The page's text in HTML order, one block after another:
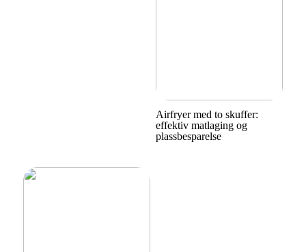
Airfryer med to skuffer:
effektiv matlaging og
plassbesparelse